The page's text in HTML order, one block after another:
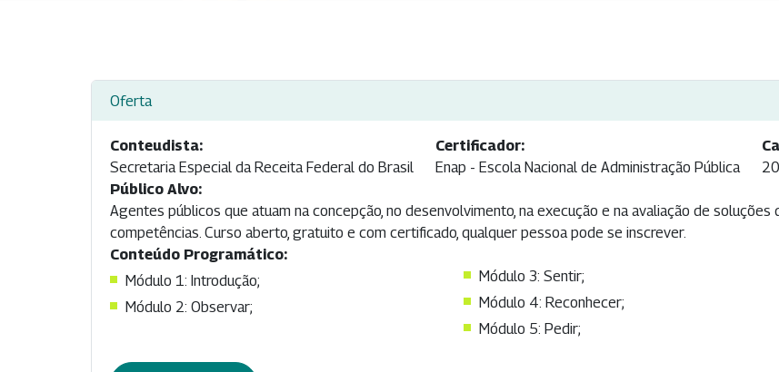
Oferta
Conteudista:
Secretaria Especial da Receita Federal do Brasil
Certificador:
Enap - Escola Nacional de Administração Pública
Público Alvo:
Agentes públicos que atuam na concepção, no desenvolvimento, na execução e na avaliação de
competências. Curso aberto, gratuito e com certificado, qualquer pessoa pode se inscrever.
Conteúdo Programático:
Módulo 1: Introdução;
Módulo 2: Observar;
Módulo 3: Sentir;
Módulo 4: Reconhecer;
Módulo 5: Pedir;